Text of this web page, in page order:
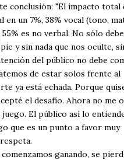
conclusión: "El impacto total
en un 7%, 38% vocal (tono,
es no verbal. No sólo
y sin nada que nos oculte,
del público no debe
de estar solos frente al
ya está echada. Porque
el desafío. Ahora no me
El público así lo
que es un punto a favor muy
ganando, se